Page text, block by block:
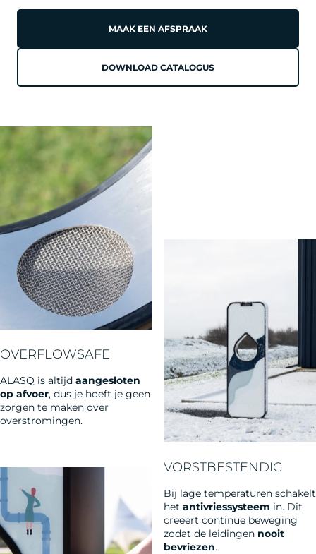
MAAK EEN AFSPRAAK
DOWNLOAD CATALOGUS
OVERFLOWSAFE
ALASQ is altijd aangesloten
op afvoer, dus je hoeft je geen
zorgen te maken over
overstromingen.
VORSTBESTENDIG
Bij lage temperaturen schakelt
het antivriessysteem in. Dit
creëert continue beweging
zodat de leidingen nooit
bevriezen.